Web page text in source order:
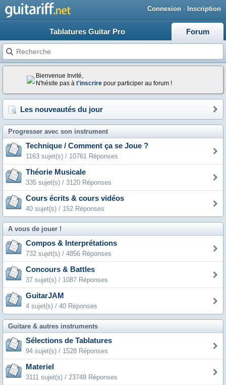
Connexion · Inscription
Tablatures Guitar Pro Forum
Bienvenue Invité,
N'hésite pas à t'inscrire pour participer au forum !
Les nouveautés du jour
Progresser avec son instrument
Technique / Comment ça se Joue ?
1163 sujet(s) / 10761 Réponses
Théorie Musicale
335 sujet(s) / 3120 Réponses
Cours écrits & cours vidéos
40 sujet(s) / 152 Réponses
A vous de jouer !
Compos & Interprétations
732 sujet(s) / 4856 Réponses
Concours & Battles
37 sujet(s) / 1087 Réponses
GuitarJAM
4 sujet(s) / 40 Réponses
Guitare & autres instruments
Sélections de Tablatures
94 sujet(s) / 1528 Réponses
Materiel
3111 sujet(s) / 23749 Réponses